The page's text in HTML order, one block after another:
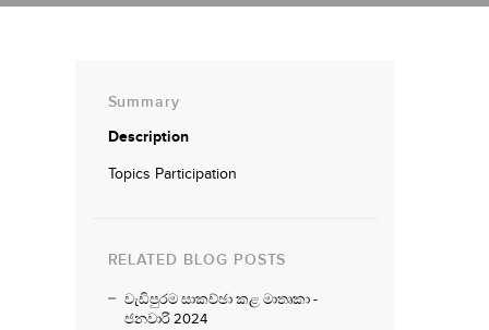
Summary
Description
Topics Participation
RELATED BLOG POSTS
වැඩිපුරම සාකච්ඡා කළ මාතෘකා -
ජනවාරි 2024